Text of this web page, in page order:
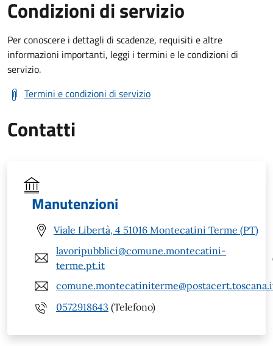
Condizioni di servizio
Per conoscere i dettagli di scadenze, requisiti e altre
informazioni importanti, leggi i termini e le condizioni di
servizio.
Termini e condizioni di servizio
Contatti
Manutenzioni
Viale Libertà, 4 51016 Montecatini Terme (PT)
lavoripubblici@comune.montecatini-
terme.pt.it
0572918643 (Telefono)